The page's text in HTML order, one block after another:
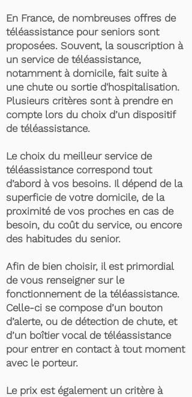
En France, de nombreuses offres de
téléassistance pour seniors sont
proposées. Souvent, la souscription à
un service de téléassistance,
notamment à domicile, fait suite à
une chute ou sortie d'hospitalisation.
Plusieurs critères sont à prendre en
compte lors du choix d’un dispositif
de téléassistance.
Le choix du meilleur service de
téléassistance correspond tout
d’abord à vos besoins. Il dépend de la
superficie de votre domicile, de la
proximité de vos proches en cas de
besoin, du coût du service, ou encore
des habitudes du senior.
Afin de bien choisir, il est primordial
de vous renseigner sur le
fonctionnement de la téléassistance.
Celle-ci se compose d’un bouton
d’alerte, ou de détection de chute, et
d’un boîtier vocal de téléassistance
pour entrer en contact à tout moment
avec le porteur.
Le prix est également un critère à